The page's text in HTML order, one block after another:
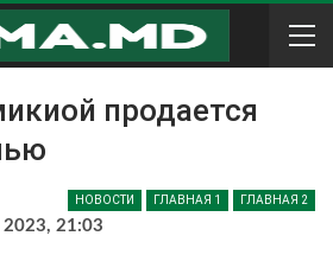
продается
НОВОСТИ ГЛАВНАЯ 1 ГЛАВНАЯ 2
2023, 21:03